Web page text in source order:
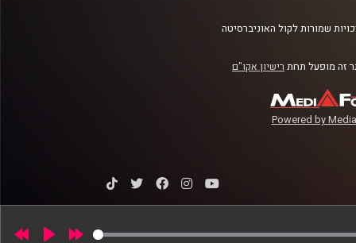
שמורות לקול האוניברסיטה
זה מופעל תחת רישיון אקו"ם
Powered by